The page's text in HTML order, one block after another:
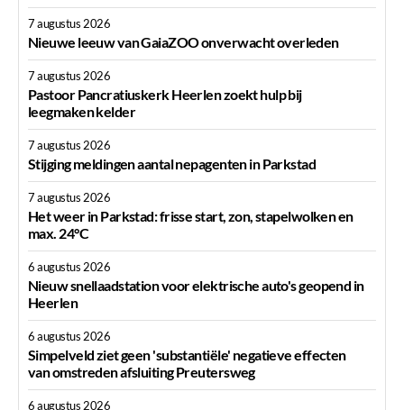
7 augustus 2026
Nieuwe leeuw van GaiaZOO onverwacht overleden
7 augustus 2026
Pastoor Pancratiuskerk Heerlen zoekt hulp bij
leegmaken kelder
7 augustus 2026
Stijging meldingen aantal nepagenten in Parkstad
7 augustus 2026
Het weer in Parkstad: frisse start, zon, stapelwolken en
max. 24°C
6 augustus 2026
Nieuw snellaadstation voor elektrische auto's geopend in
Heerlen
6 augustus 2026
Simpelveld ziet geen 'substantiële' negatieve effecten
van omstreden afsluiting Preutersweg
6 augustus 2026